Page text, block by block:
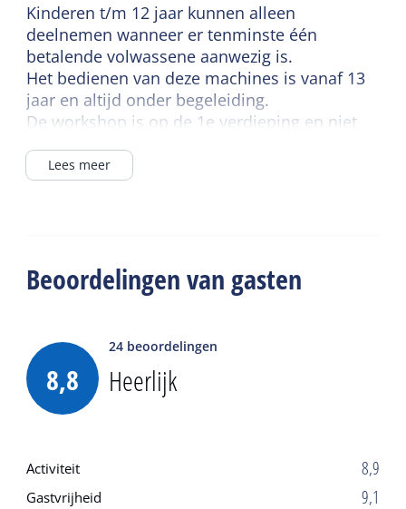
Kinderen t/m 12 jaar kunnen alleen
deelnemen wanneer er tenminste één
betalende volwassene aanwezig is.
Het bedienen van deze machines is vanaf 13
jaar en altijd onder begeleiding.
De workshop is op de 1e verdieping en niet
Lees meer
Beoordelingen van gasten
8,8
24 beoordelingen
Heerlijk
Activiteit 8,9
Gastvrijheid 9,1